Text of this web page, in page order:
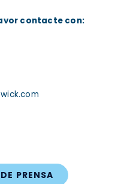
contacte con:
PRENSA